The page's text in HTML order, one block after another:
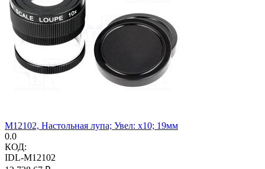
M12102, Настольная лупа; Увел: x10; 19мм
0.0
КОД:
IDL-M12102